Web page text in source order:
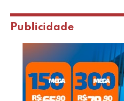
Publicidade